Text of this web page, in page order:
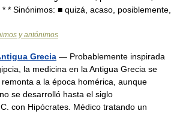
* Sinónimos: ■ quizá, acaso, posiblemente,
y antónimos
Grecia — Probablemente inspirada
la medicina en la Antigua Grecia se
a la época homérica, aunque
se desarrolló hasta el siglo
con Hipócrates. Médico tratando un